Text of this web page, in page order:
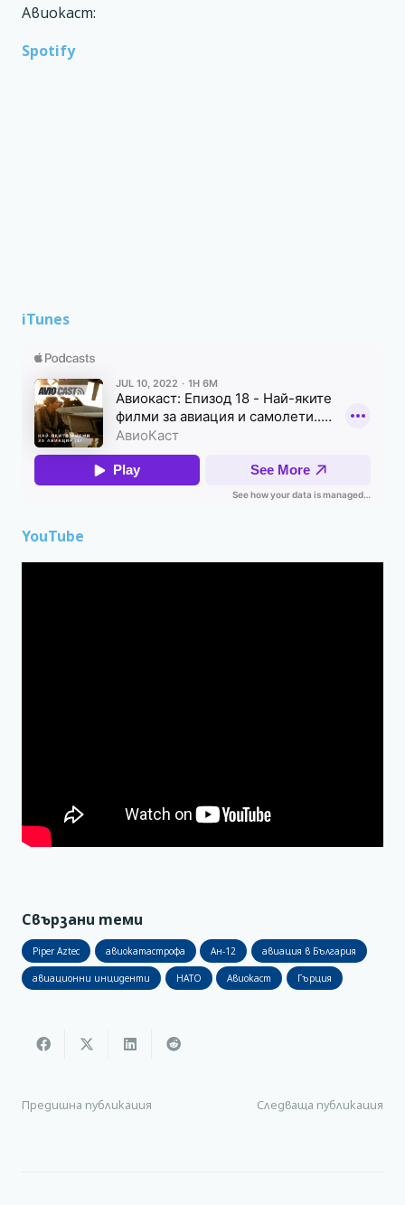
Авиокаст:
Spotify
iTunes
YouTube
Свързани теми
Piper Aztec авиокатастрофа Ан-12 авиация в България
авиационни инциденти НАТО Авиокаст Гърция
Предишна публикация Следваща публикация